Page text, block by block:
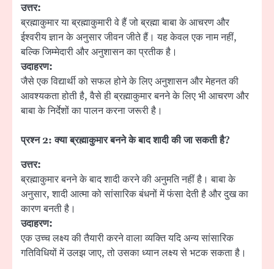
उत्तर:
ब्रह्माकुमार या ब्रह्माकुमारी वे हैं जो ब्रह्मा बाबा के आचरण और
ईश्वरीय ज्ञान के अनुसार जीवन जीते हैं। यह केवल एक नाम नहीं,
बल्कि जिम्मेदारी और अनुशासन का प्रतीक है।
उदाहरण:
जैसे एक विद्यार्थी को सफल होने के लिए अनुशासन और मेहनत की
आवश्यकता होती है, वैसे ही ब्रह्माकुमार बनने के लिए भी आचरण और
बाबा के निर्देशों का पालन करना जरूरी है।
प्रश्न 2:क्या ब्रह्माकुमार बनने के बाद शादी की जा सकती है?
उत्तर:
ब्रह्माकुमार बनने के बाद शादी करने की अनुमति नहीं है। बाबा के
अनुसार, शादी आत्मा को सांसारिक बंधनों में फंसा देती है और दुख का
कारण बनती है।
उदाहरण:
एक उच्च लक्ष्य की तैयारी करने वाला व्यक्ति यदि अन्य सांसारिक
गतिविधियों में उलझ जाए, तो उसका ध्यान लक्ष्य से भटक सकता है।